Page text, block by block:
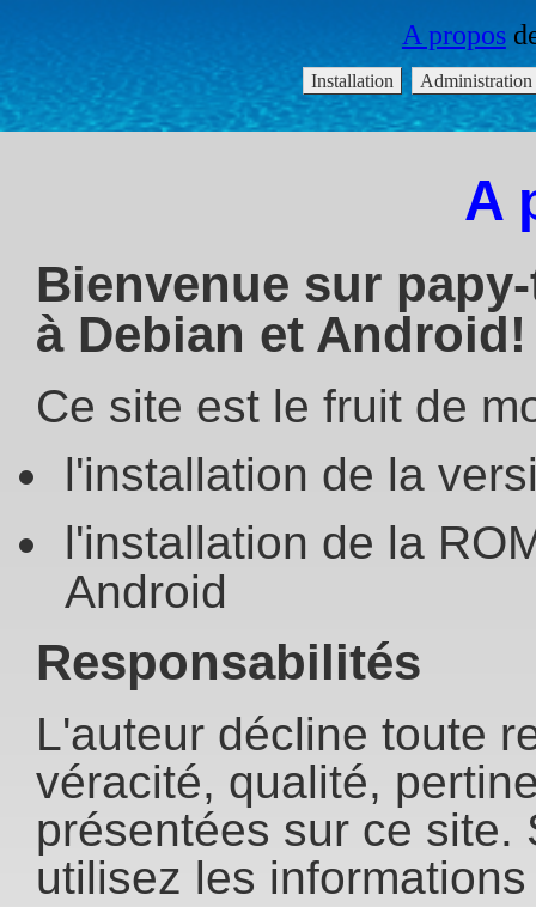
A
Bienvenue sur
à Debian et Android!
Ce site est le fruit de
l'installation de la
l'installation de la
Android
Responsabilités
L'auteur décline toute
véracité, qualité,
présentées sur ce site.
utilisez les